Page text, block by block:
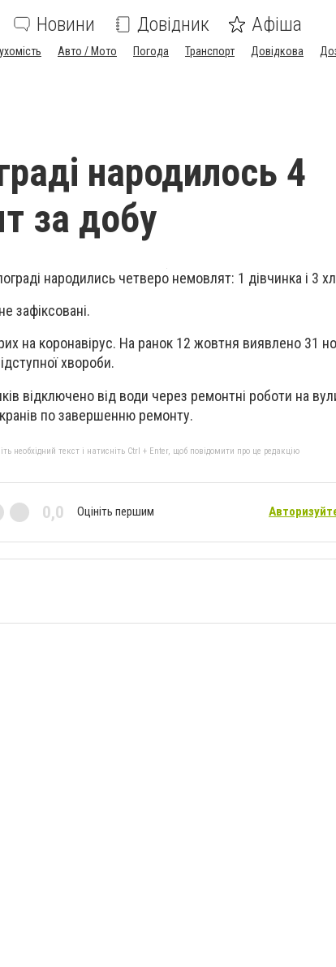
Новини Довідник Афіша
Авто / Мото Погода Транспорт Довідкова
народилось 4
за добу
народились четверо немовлят: 1 дівчинка і 3
зафіксовані.
на коронавірус. На ранок 12 жовтня виявлено 31
хвороби.
відключено від води через ремонтні роботи на
по завершенню ремонту.
необхідний текст і натисніть Ctrl + Enter, щоб повідомити про це редакцію
0,0 Оцініть першим